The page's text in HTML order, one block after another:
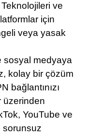
ve
için
veya yasak
sosyal medyaya
kolay bir çözüm
bağlantınızı
üzerinden
YouTube ve
sorunsuz